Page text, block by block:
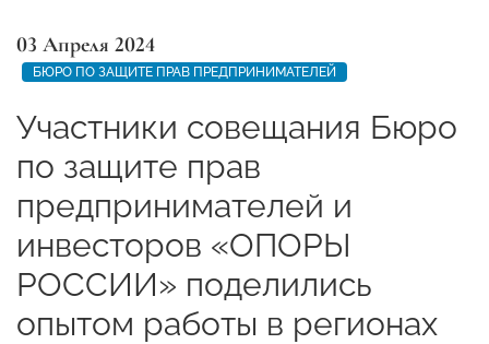
03 Апреля 2024
БЮРО ПО ЗАЩИТЕ ПРАВ ПРЕДПРИНИМАТЕЛЕЙ
Участники совещания Бюро
по защите прав
предпринимателей и
инвесторов «ОПОРЫ
РОССИИ» поделились
опытом работы в регионах